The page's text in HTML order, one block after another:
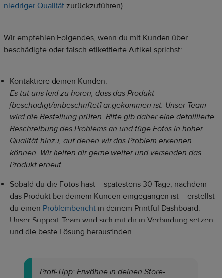
niedriger Qualität zurückzuführen).
Wir empfehlen Folgendes, wenn du mit Kunden über
beschädigte oder falsch etikettierte Artikel sprichst:
Kontaktiere deinen Kunden:
Es tut uns leid zu hören, dass das Produkt
[beschädigt/unbeschriftet] angekommen ist. Unser Team
wird die Bestellung prüfen. Bitte gib daher eine detaillierte
Beschreibung des Problems an und füge Fotos in hoher
Qualität hinzu, auf denen wir das Problem erkennen
können. Wir helfen dir gerne weiter und versenden das
Produkt erneut.
Sobald du die Fotos hast – spätestens 30 Tage, nachdem
das Produkt bei deinem Kunden eingegangen ist – erstellst
du einen Problembericht in deinem Printful Dashboard.
Unser Support-Team wird sich mit dir in Verbindung setzen
und die beste Lösung herausfinden.
Profi-Tipp: Erwähne in deinen Store-